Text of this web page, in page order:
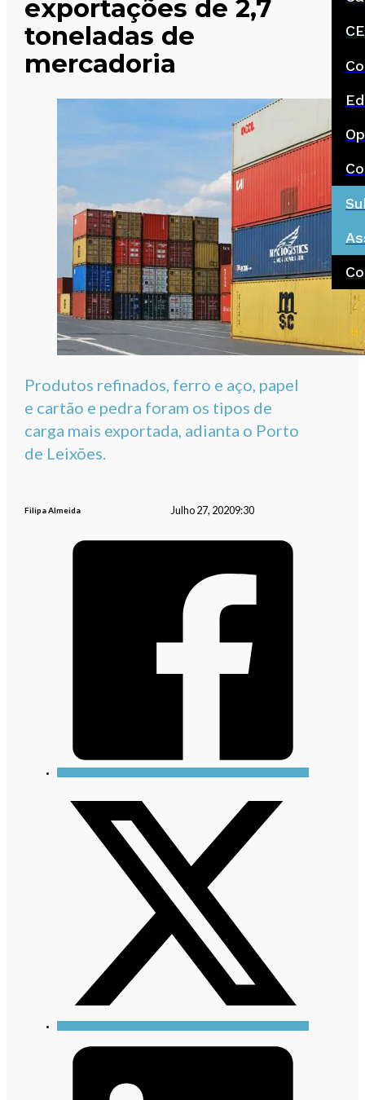
exportações de 2,7
toneladas de
mercadoria
Produtos refinados, ferro e aço, papel
e cartão e pedra foram os tipos de
carga mais exportada, adianta o Porto
de Leixões.
Filipa Almeida Julho 27, 20209:30